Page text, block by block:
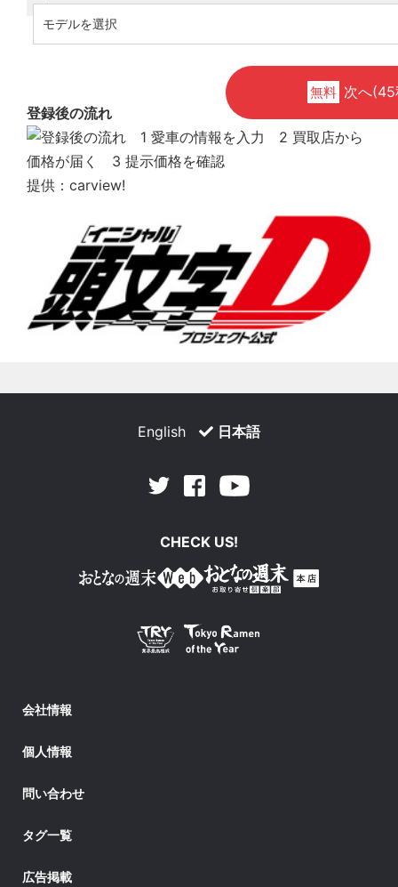
無料 次へ
登録後の流れ
提供：carview!
English 日本語
Twitter Facebook
CHECK US!
会社情報
個人情報
問い合わせ
タグ一覧
広告掲載